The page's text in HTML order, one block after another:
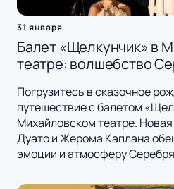
31 января
Балет «Щелкунчик» в
театре: волшебство
Погрузитесь в сказочное
путешествие с балетом
Михайловском театре.
Дуато и Жерома Каплана
эмоции и атмосферу